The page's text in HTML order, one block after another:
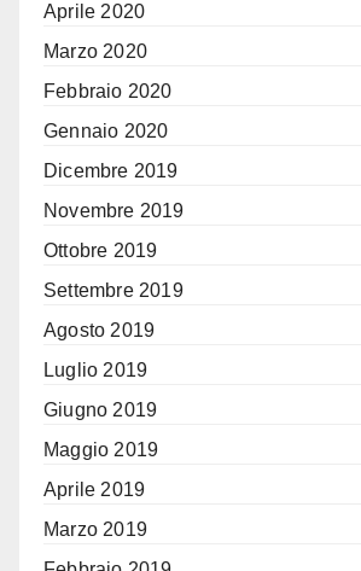
Aprile 2020
Marzo 2020
Febbraio 2020
Gennaio 2020
Dicembre 2019
Novembre 2019
Ottobre 2019
Settembre 2019
Agosto 2019
Luglio 2019
Giugno 2019
Maggio 2019
Aprile 2019
Marzo 2019